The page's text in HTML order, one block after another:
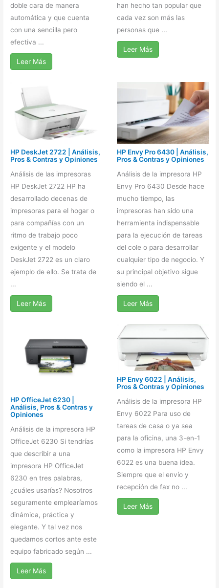
doble cara de manera
automática y que cuenta
con una sencilla pero
efectiva ...
Leer Más
han hecho tan popular que
cada vez son más las
personas que ...
Leer Más
HP DeskJet 2722 | Análisis,
Pros & Contras y Opiniones
Análisis de las impresoras
HP DeskJet 2722 HP ha
desarrollado decenas de
impresoras para el hogar o
para compañías con un
ritmo de trabajo poco
exigente y el modelo
DeskJet 2722 es un claro
ejemplo de ello. Se trata de
...
Leer Más
HP Envy Pro 6430 | Análisis,
Pros & Contras y Opiniones
Análisis de la impresora HP
Envy Pro 6430 Desde hace
mucho tiempo, las
impresoras han sido una
herramienta indispensable
para la ejecución de tareas
del cole o para desarrollar
cualquier tipo de negocio. Y
su principal objetivo sigue
siendo el ...
Leer Más
HP OfficeJet 6230 |
Análisis, Pros & Contras y
Opiniones
Análisis de la impresora HP
OfficeJet 6230 Si tendrías
que describir a una
impresora HP OfficeJet
6230 en tres palabras,
¿cuáles usarías? Nosotros
seguramente emplearíamos
dinámica, práctica y
elegante. Y tal vez nos
quedamos cortos ante este
equipo fabricado según ...
Leer Más
HP Envy 6022 | Análisis,
Pros & Contras y Opiniones
Análisis de la impresora HP
Envy 6022 Para uso de
tareas de casa o ya sea
para la oficina, una 3-en-1
como la impresora HP Envy
6022 es una buena idea.
Siempre que el envío y
recepción de fax no ...
Leer Más